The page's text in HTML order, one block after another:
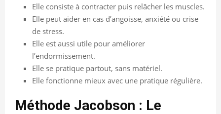
Elle consiste à contracter puis relâcher les muscles.
Elle peut aider en cas d’angoisse, anxiété ou crise
de stress.
Elle est aussi utile pour améliorer
l’endormissement.
Elle se pratique partout, sans matériel.
Elle fonctionne mieux avec une pratique régulière.
Méthode Jacobson : Le